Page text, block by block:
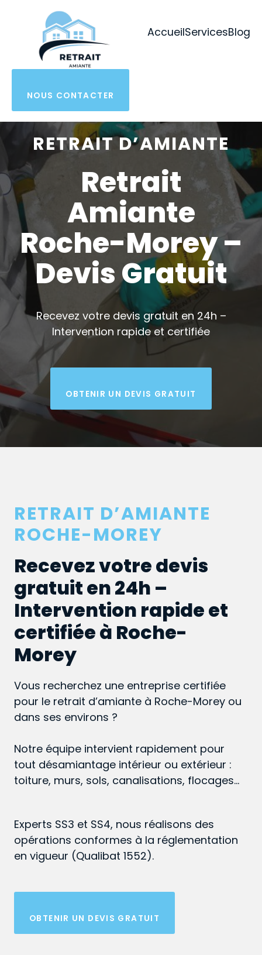
AccueilServicesBlog
NOUS CONTACTER
RETRAIT D’AMIANTE
Retrait
Amiante
Roche-Morey –
Devis Gratuit
Recevez votre devis gratuit en 24h –
Intervention rapide et certifiée
OBTENIR UN DEVIS GRATUIT
RETRAIT D’AMIANTE
ROCHE-MOREY
Recevez votre devis
gratuit en 24h –
Intervention rapide et
certifiée à Roche-
Morey
Vous recherchez une entreprise certifiée
pour le retrait d’amiante à Roche-Morey ou
dans ses environs ?
Notre équipe intervient rapidement pour
tout désamiantage intérieur ou extérieur :
toiture, murs, sols, canalisations, flocages…
Experts SS3 et SS4, nous réalisons des
opérations conformes à la réglementation
en vigueur (Qualibat 1552).
OBTENIR UN DEVIS GRATUIT